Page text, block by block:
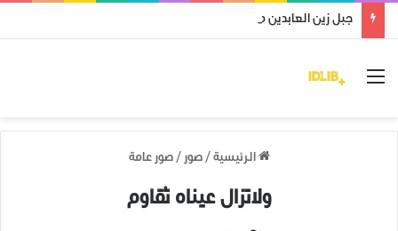
جبل زين العابدين محرر من قوات النظام وميليشياته
القائمة
الرئيسية / صور / صور عامة
ولاتزال عيناه تُقاوم